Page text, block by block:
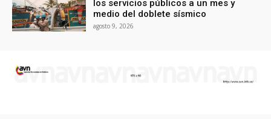
los servicios públicos a un mes y
medio del doblete sísmico
agosto 9, 2026